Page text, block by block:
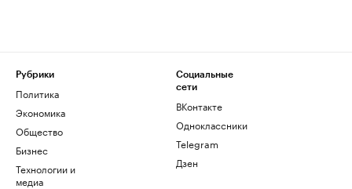
Рубрики
Политика
Экономика
Общество
Бизнес
Технологии и
медиа
Социальные
сети
ВКонтакте
Одноклассники
Telegram
Дзен